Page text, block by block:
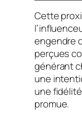
Cette
engendre
perçues
générant
une
une
promue.